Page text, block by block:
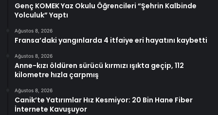
Genç KOMEK Yaz Okulu Öğrencileri “Şehrin Kalbinde
Yolculuk” Yaptı
Ağustos 8, 2026
Fransa’daki yangınlarda 4 itfaiye eri hayatını kaybetti
Ağustos 8, 2026
Anne-kızı öldüren sürücü kırmızı ışıkta geçip, 112
kilometre hızla çarpmış
Ağustos 8, 2026
Canik’te Yatırımlar Hız Kesmiyor: 20 Bin Hane Fiber
İnternete Kavuşuyor